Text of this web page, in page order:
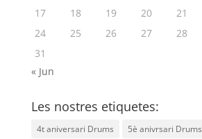
17
18 19 20 21
24
25 26 27 28
31
« Jun
Les nostres etiquetes:
4t aniversari Drums 5è anivrsari Drums